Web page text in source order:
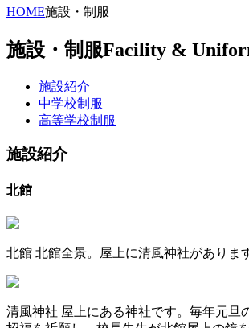
HOME施設・制服
施設・制服Facility &
施設紹介
中学校制服
高等学校制服
施設紹介
北館
北館 北館全景。屋上に清風神社がありま
清風神社 屋上にある神社です。毎年元旦